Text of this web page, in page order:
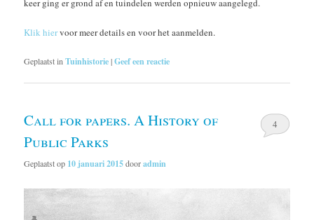
keer ging er grond af en tuindelen werden opnieuw aangelegd.
Klik hiervoor meer details en voor het aanmelden.
Geplaatst inTuinhistorie|Geef een reactie
Call for papers. A History of
Public Parks
Geplaatst op 10 januari 2015dooradmin
4